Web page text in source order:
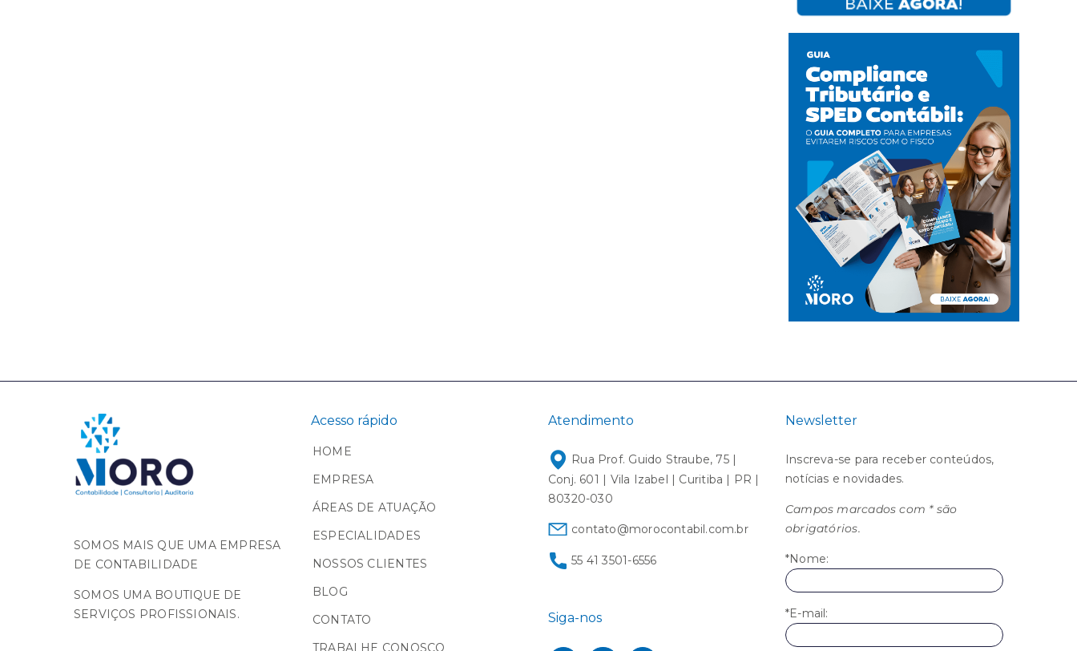
SOMOS MAIS QUE UMA EMPRESA
DE CONTABILIDADE
SOMOS UMA BOUTIQUE DE
SERVIÇOS PROFISSIONAIS.
Acesso rápido
HOME
EMPRESA
ÁREAS DE ATUAÇÃO
ESPECIALIDADES
NOSSOS CLIENTES
BLOG
CONTATO
TRABALHE CONOSCO
Atendimento
Rua Prof. Guido Straube, 75 |
Conj. 601 | Vila Izabel | Curitiba | PR |
80320-030
contato@morocontabil.com.br
55 41 3501-6556
Siga-nos
Newsletter
Inscreva-se para receber conteúdos,
notícias e novidades.
Campos marcados com * são
obrigatórios.
*Nome:
*E-mail: